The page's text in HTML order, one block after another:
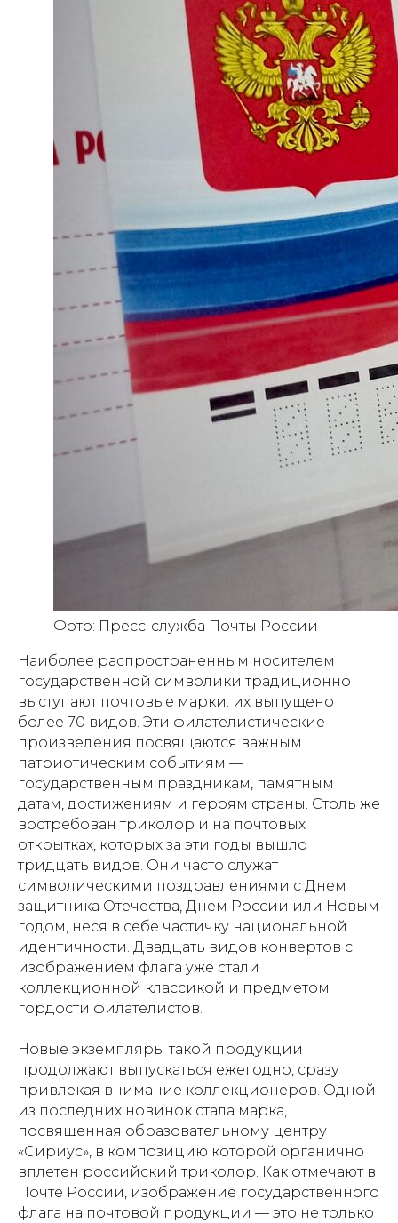
Фото: Пресс-служба Почты России
Наиболее распространенным носителем
государственной символики традиционно
выступают почтовые марки: их выпущено
более 70 видов. Эти филателистические
произведения посвящаются важным
патриотическим событиям —
государственным праздникам, памятным
датам, достижениям и героям страны. Столь же
востребован триколор и на почтовых
открытках, которых за эти годы вышло
тридцать видов. Они часто служат
символическими поздравлениями с Днем
защитника Отечества, Днем России или Новым
годом, неся в себе частичку национальной
идентичности. Двадцать видов конвертов с
изображением флага уже стали
коллекционной классикой и предметом
гордости филателистов.
Новые экземпляры такой продукции
продолжают выпускаться ежегодно, сразу
привлекая внимание коллекционеров. Одной
из последних новинок стала марка,
посвященная образовательному центру
«Сириус», в композицию которой органично
вплетен российский триколор. Как отмечают в
Почте России, изображение государственного
флага на почтовой продукции — это не только